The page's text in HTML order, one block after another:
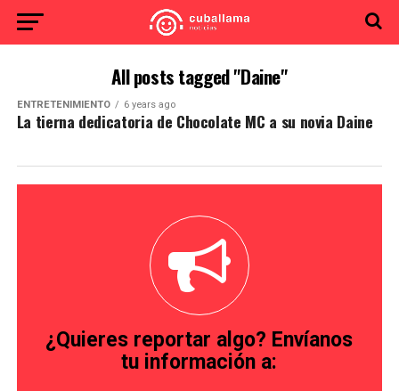
All posts tagged "Daine"
ENTRETENIMIENTO 6 years ago
La tierna dedicatoria de Chocolate MC a su novia Daine
¿Quieres reportar algo? Envíanos
tu información a: